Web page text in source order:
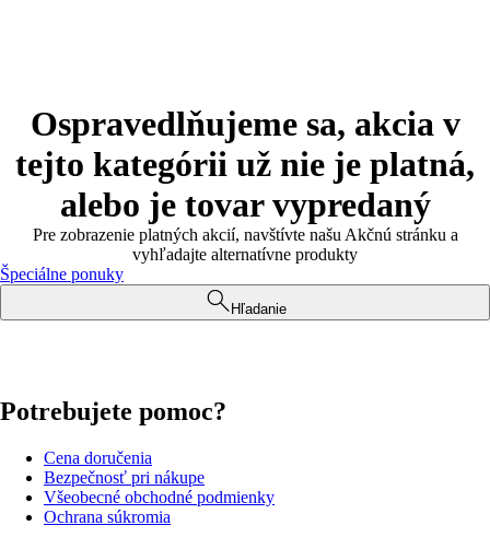
Ospravedlňujeme sa, akcia v
tejto kategórii už nie je platná,
alebo je tovar vypredaný
Pre zobrazenie platných akcií, navštívte našu Akčnú stránku a
vyhľadajte alternatívne produkty
Špeciálne ponuky
Hľadanie
Potrebujete pomoc?
Cena doručenia
Bezpečnosť pri nákupe
Všeobecné obchodné podmienky
Ochrana súkromia